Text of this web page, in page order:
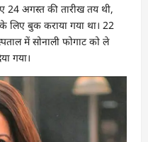
24 अगस्त की तारीख तय थी,
बुक कराया गया था। 22
में सोनाली फोगाट को ले
गया।